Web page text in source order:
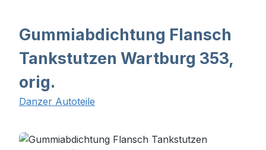
Gummiabdichtung Flansch
Tankstutzen Wartburg 353,
orig.
Danzer Autoteile
Bildergalerie überspringen